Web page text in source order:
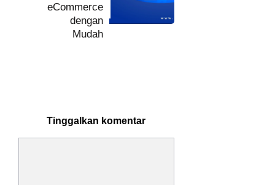
eCommerce
dengan
Mudah
Tinggalkan komentar